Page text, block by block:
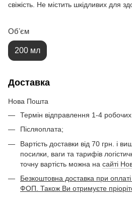
свіжість. Не містить шкідливих для
Обʼєм
200 мл
Доставка
Нова Пошта
Термін відправлення 1-4 робочих
Післяоплата;
Вартість доставки від 70 грн. і
посилки, ваги та тарифів
точну вартість можна на сайті
Безкоштовна доставка при
ФОП. Також Ви отримуєте